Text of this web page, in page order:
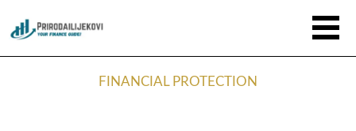
FINANCIAL PROTECTION